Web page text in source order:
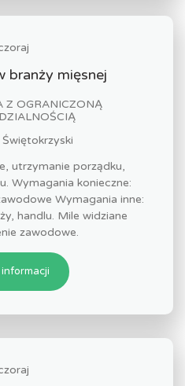
branży mięsnej
Z OGRANICZONĄ
utrzymanie porządku,
Wymagania konieczne:
Wymagania inne:
handlu. Mile widziane
zawodowe.